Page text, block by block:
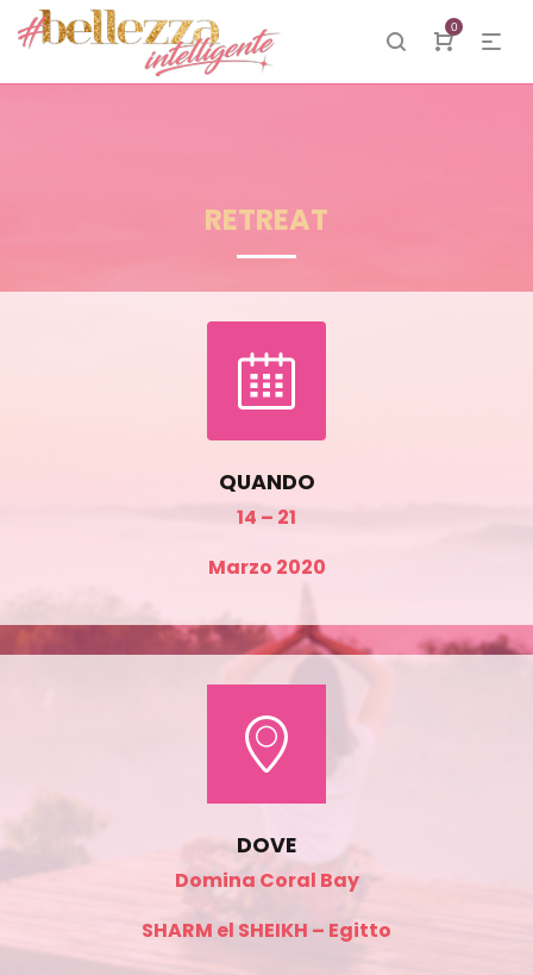
0
RETREAT
QUANDO
14 – 21
Marzo 2020
DOVE
Domina Coral Bay
SHARM el SHEIKH – Egitto